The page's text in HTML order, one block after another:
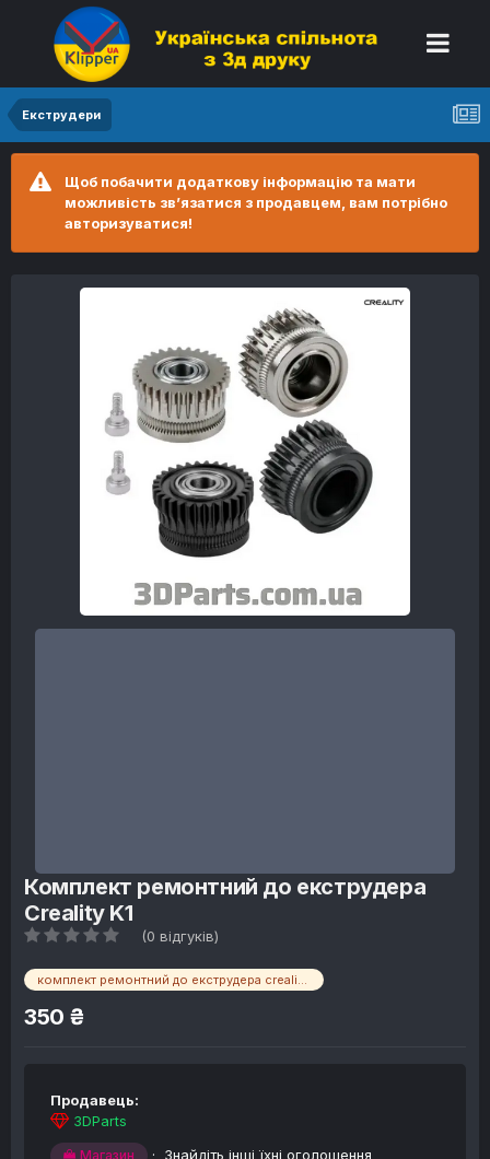
Екструдери
Щоб побачити додаткову інформацію та мати
можливість зв’язатися з продавцем, вам потрібно
авторизуватися!
Комплект ремонтний до екструдера
Creality K1
(0 відгуків)
комплект ремонтний до екструдера creality k1
350 ₴
Продавець:
3DParts
Магазин · Знайдіть інші їхні оголошення